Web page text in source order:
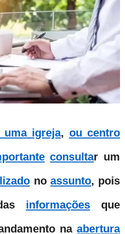
uma igreja, ou centro
consultar um
noassunto, pois
informaçõesque
na abertura